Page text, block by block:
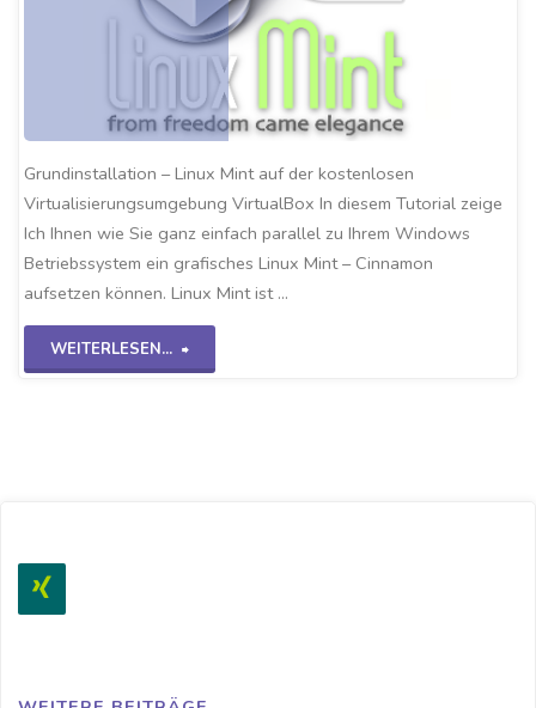
Grundinstallation – Linux Mint auf der kostenlosen
Virtualisierungsumgebung VirtualBox In diesem Tutorial zeige
Ich Ihnen wie Sie ganz einfach parallel zu Ihrem Windows
Betriebssystem ein grafisches Linux Mint – Cinnamon
aufsetzen können. Linux Mint ist …
WEITERLESEN...
"Linux